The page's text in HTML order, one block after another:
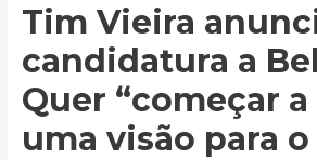
Tim Vieira
candidatura a
Quer “começar
uma visão para o